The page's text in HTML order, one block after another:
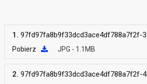
1. 97fd97fa8b9f33dcd3ace4df788a7f2f-3
Pobierz JPG - 1.1MB
2. 97fd97fa8b9f33dcd3ace4df788a7f2f-4